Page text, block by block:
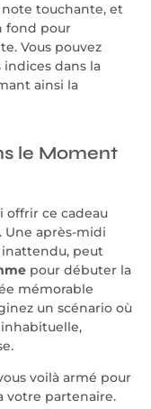
touchante, et
fond pour
Vous pouvez
dans la
ainsi la
le Moment
offrir ce cadeau
Une après-midi
peut
pour débuter la
mémorable
un scénario où
voilà armé pour
votre partenaire.